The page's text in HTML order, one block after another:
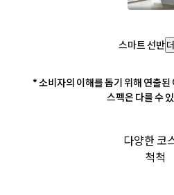
스마트 선반
* 소비자의 이해를 돕기 위해 연출
스펙은 다를 수
다양한 코
척척